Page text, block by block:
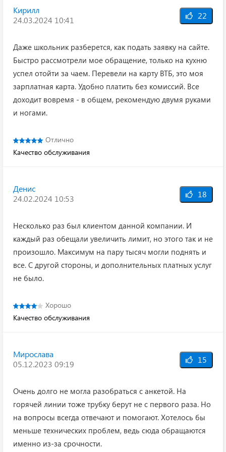
Кирилл
24.03.2024 10:41
22
Даже школьник разберется, как подать заявку на сайте.
Быстро рассмотрели мое обращение, только на кухню
успел отойти за чаем. Перевели на карту ВТБ, это моя
зарплатная карта. Удобно платить без комиссий. Все
доходит вовремя - в общем, рекомендую двумя руками
и ногами.
Отлично
Качество обслуживания
Денис
24.02.2024 10:53
18
Несколько раз был клиентом данной компании. И
каждый раз обещали увеличить лимит, но этого так и не
произошло. Максимум на пару тысяч могли поднять и
все. С другой стороны, и дополнительных платных услуг
не было.
Хорошо
Качество обслуживания
Мирослава
05.12.2023 09:19
15
Очень долго не могла разобраться с анкетой. На
горячей линии тоже трубку берут не с первого раза. Но
на вопросы всегда отвечают и помогают. Хотелось бы
меньше технических проблем, ведь сюда обращаются
именно из-за срочности.